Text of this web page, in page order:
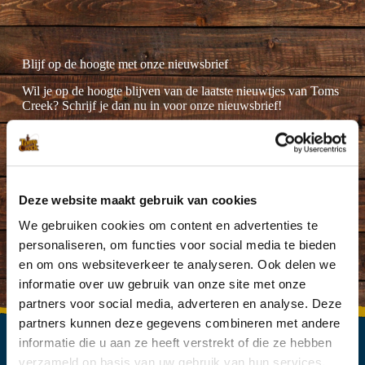
Deze website maakt gebruik van cookies
We gebruiken cookies om content en advertenties te
personaliseren, om functies voor social media te bieden
en om ons websiteverkeer te analyseren. Ook delen we
informatie over uw gebruik van onze site met onze
partners voor social media, adverteren en analyse. Deze
partners kunnen deze gegevens combineren met andere
informatie die u aan ze heeft verstrekt of die ze hebben
Blijf op de hoogte met onze nieuwsbrief
Wil je op de hoogte blijven van de laatste nieuwtjes van Toms
Creek? Schrijf je dan nu in voor onze nieuwsbrief!
Ik ga akkoord met deprivacyverklaring.(Vereist)